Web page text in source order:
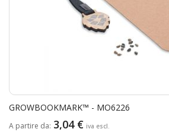
GROWBOOKMARK™ - MO6226
A partire da 3,04 €